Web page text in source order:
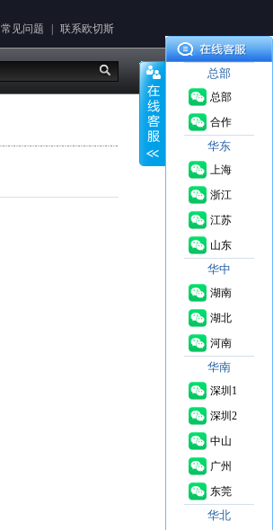
常见问题 联系欧切斯
总部
总部
合作
华东
上海
浙江
江苏
山东
华中
湖南
湖北
河南
华南
深圳1
深圳2
中山
广州
东莞
华北